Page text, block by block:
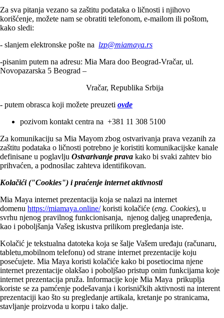
Za sva pitanja vezano sa zaštitu podataka o ličnosti i njihovo
korišćenje, možete nam se obratiti telefonom, e-mailom ili poštom,
kako sledi:
- slanjem elektronske pošte na lzp@miamaya.rs
-pisanim putem na adresu: Mia Mara doo Beograd-Vračar, ul.
Novopazarska 5 Beograd –
Vračar, Republika Srbija
- putem obrasca koji možete preuzeti ovde
pozivom kontakt centra na +381 11 308 5100
Za komunikaciju sa Mia Mayom zbog ostvarivanja prava vezanih za
zaštitu podataka o ličnosti potrebno je koristiti komunikacijske kanale
definisane u poglavlju Ostvarivanje prava kako bi svaki zahtev bio
prihvaćen, a podnosilac zahteva identifikovan.
Kolačići ("Cookies") i praćenje internet aktivnosti
Mia Maya internet prezentacija koja se nalazi na internet
domenu https://miamaya.online/koristi kolačiće (eng. Cookies), u
svrhu njenog pravilnog funkcionisanja, njenog daljeg unapređenja,
kao i poboljšanja Vašeg iskustva prilikom pregledanja iste.
Kolačić je tekstualna datoteka koja se šalje Vašem uređaju (računaru,
tabletu,mobilnom telefonu) od strane internet prezentacije koju
posećujete. Mia Maya koristi kolačiće kako bi posetiocima njene
internet prezentacije olakšao i poboljšao pristup onim funkcijama koje
internet prezentacija pruža. Informacije koje Mia Maya prikuplja
koriste se za pamćenje podešavanja i korisničkih aktivnosti na interent
prezentaciji kao što su pregledanje artikala, kretanje po stranicama,
stavljanje proizvoda u korpu i tako dalje.